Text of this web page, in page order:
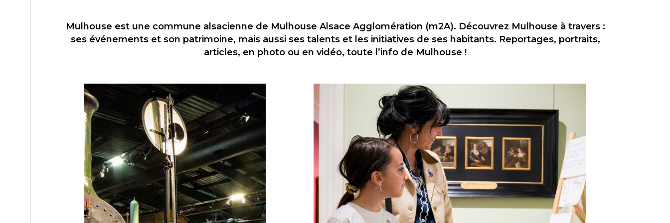
Mulhouse est une commune alsacienne de Mulhouse Alsace Agglomération (m2A). Découvrez Mulhouse à travers :
ses événements et son patrimoine, mais aussi ses talents et les initiatives de ses habitants. Reportages, portraits,
articles, en photo ou en vidéo, toute l’info de Mulhouse !